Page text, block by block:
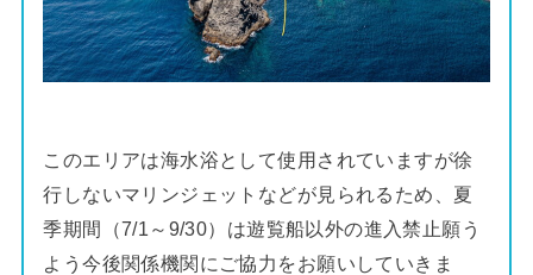
このエリアは海水浴として使用されていますが徐
行しないマリンジェットなどが見られるため、夏
季期間（7/1～9/30）は遊覧船以外の進入禁止願う
よう今後関係機関にご協力をお願いしていきま